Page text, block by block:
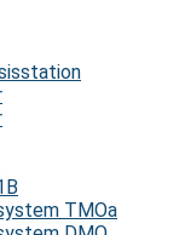
TMOa